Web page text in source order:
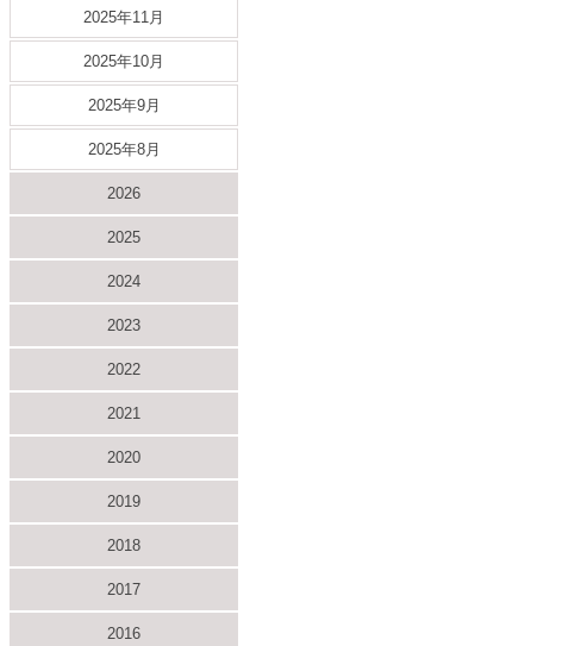
2025年11月
2025年10月
2025年9月
2025年8月
2026
2025
2024
2023
2022
2021
2020
2019
2018
2017
2016